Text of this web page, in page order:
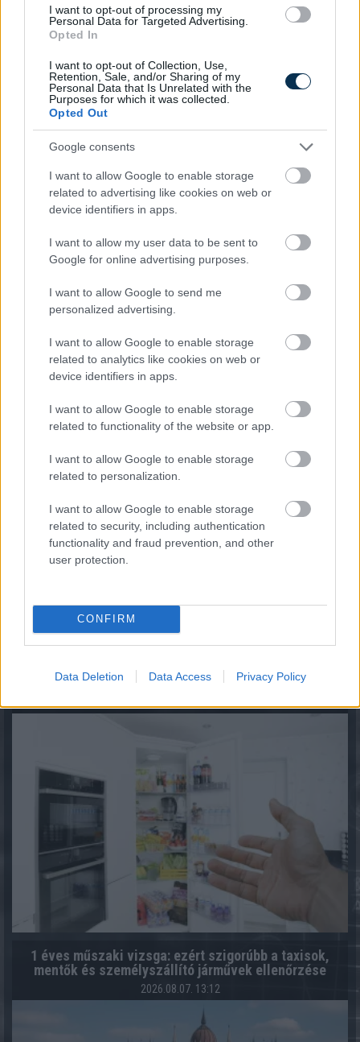
I want to opt-out of processing my
Personal Data for Targeted Advertising.
Opted In
I want to opt-out of Collection, Use,
Retention, Sale, and/or Sharing of my
Personal Data that Is Unrelated with the
Purposes for which it was collected.
Opted Out
Google consents
I want to allow Google to enable storage
related to advertising like cookies on web or
device identifiers in apps.
I want to allow my user data to be sent to
Google for online advertising purposes.
I want to allow Google to send me
personalized advertising.
I want to allow Google to enable storage
related to analytics like cookies on web or
device identifiers in apps.
I want to allow Google to enable storage
related to functionality of the website or app.
I want to allow Google to enable storage
related to personalization.
I want to allow Google to enable storage
related to security, including authentication
functionality and fraud prevention, and other
user protection.
CONFIRM
Data Deletion Data Access Privacy Policy
Meddig érvényes ma egy magyar útlevél? Mutatjuk a
pontos szabályokat
Közös megegyezés és végkielégítés: mikor jár pénz a
2026.08.07. 14:54
7 módszer, ahogy a háztartások csökkenteni tudják a
villamos energia fogyasztásukat
1 éves műszaki vizsga: ezért szigorúbb a taxisok,
mentők és személyszállító járművek ellenőrzése
2026.08.07. 13:12